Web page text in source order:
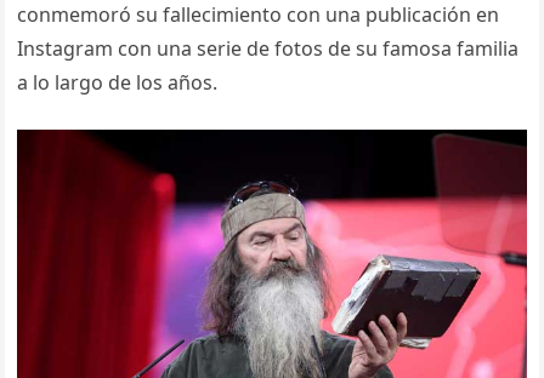
conmemoró su fallecimiento con una publicación en
Instagram con una serie de fotos de su famosa familia
a lo largo de los años.